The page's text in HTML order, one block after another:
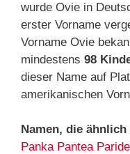
wurde Ovie in
erster Vorname
Vorname Ovie
mindestens 98
dieser Name auf
amerikanischen
Namen, die
Panka Pantea Paride